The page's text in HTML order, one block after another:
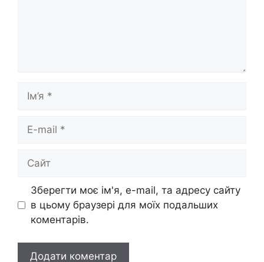
Ім’я
Сайт
Зберегти моє ім'я, e-mail, та адресу сайту
в цьому браузері для моїх подальших
коментарів.